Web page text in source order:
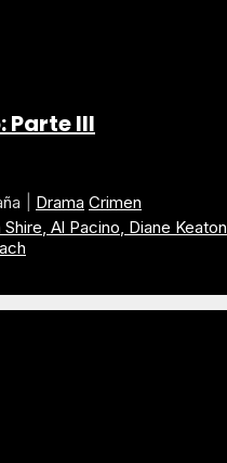
Parte III
Drama Crimen
Shire Al Pacino Diane Keaton